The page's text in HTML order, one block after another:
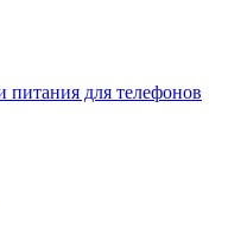
питания для телефонов